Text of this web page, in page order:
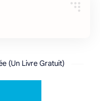
(Un Livre Gratuit)